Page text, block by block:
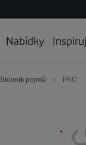
Nabídky
Slovník pojmů › PAC